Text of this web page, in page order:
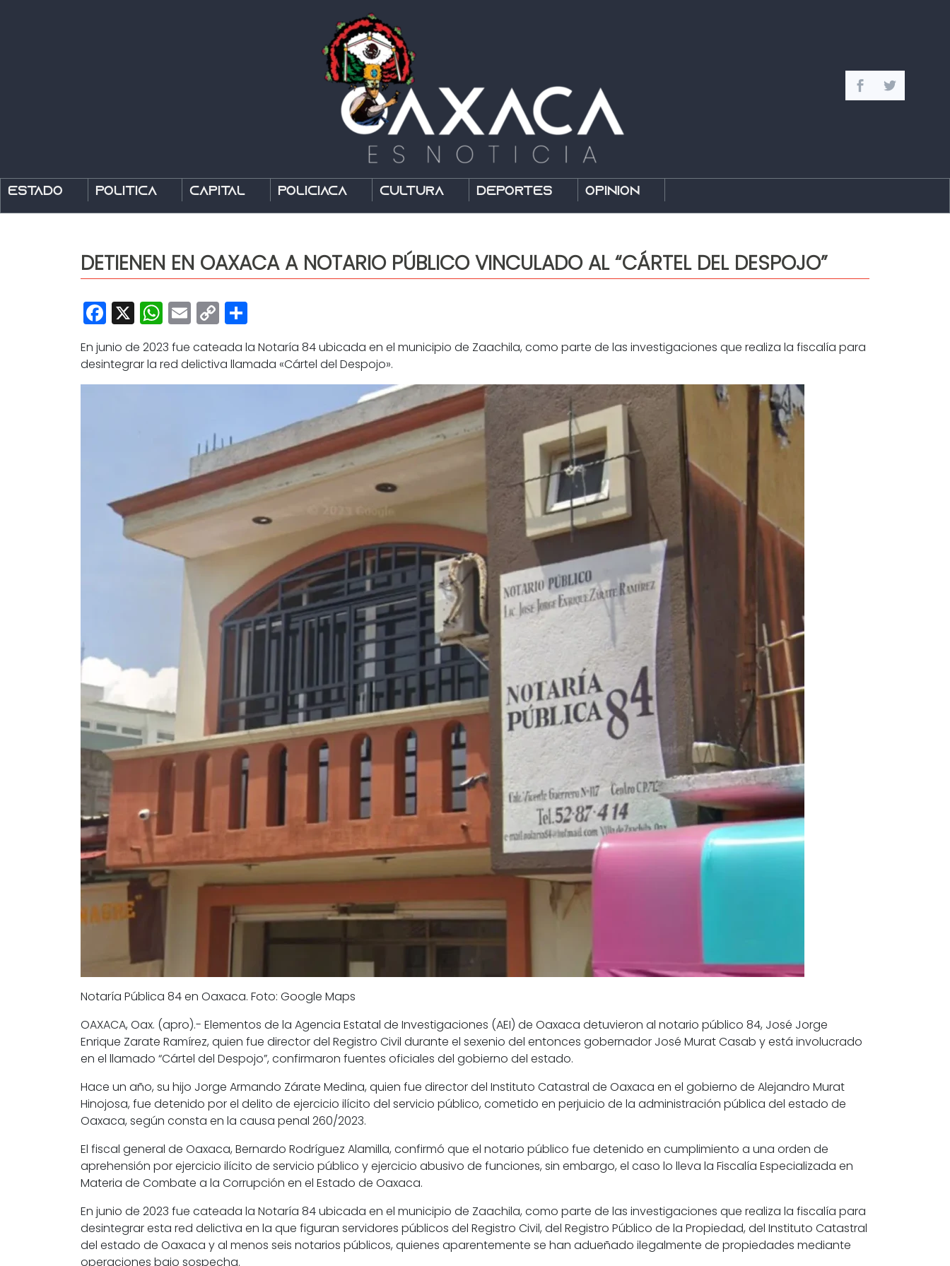
Estado Política Capital Policíaca Cultura Deportes Opinión
DETIENEN EN OAXACA A NOTARIO PÚBLICO VINCULADO AL “CÁRTEL DEL DESPOJO”
Facebook
X WhatsApp
Email
Copy
Link
En junio de 2023 fue cateada la Notaría 84 ubicada en el municipio de Zaachila, como parte de las investigaciones que realiza la fiscalía para
desintegrar la red delictiva llamada «Cártel del Despojo».
Notaría Pública 84 en Oaxaca. Foto: Google Maps
OAXACA, Oax. (apro).- Elementos de la Agencia Estatal de Investigaciones (AEI) de Oaxaca detuvieron al notario público 84, José Jorge
Enrique Zarate Ramírez, quien fue director del Registro Civil durante el sexenio del entonces gobernador José Murat Casab y está involucrado
en el llamado “Cártel del Despojo”, confirmaron fuentes oficiales del gobierno del estado.
Hace un año, su hijo Jorge Armando Zárate Medina, quien fue director del Instituto Catastral de Oaxaca en el gobierno de Alejandro Murat
Hinojosa, fue detenido por el delito de ejercicio ilícito del servicio público, cometido en perjuicio de la administración pública del estado de
Oaxaca, según consta en la causa penal 260/2023.
El fiscal general de Oaxaca, Bernardo Rodríguez Alamilla, confirmó que el notario público fue detenido en cumplimiento a una orden de
aprehensión por ejercicio ilícito de servicio público y ejercicio abusivo de funciones, sin embargo, el caso lo lleva la Fiscalía Especializada en
Materia de Combate a la Corrupción en el Estado de Oaxaca.
En junio de 2023 fue cateada la Notaría 84 ubicada en el municipio de Zaachila, como parte de las investigaciones que realiza la fiscalía para
desintegrar esta red delictiva en la que figuran servidores públicos del Registro Civil, del Registro Público de la Propiedad, del Instituto Catastral
del estado de Oaxaca y al menos seis notarios públicos, quienes aparentemente se han adueñado ilegalmente de propiedades mediante
operaciones bajo sospecha.